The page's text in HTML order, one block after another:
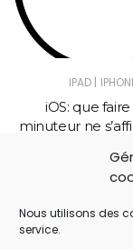
Nous utilisons des
service.
IPAD |
iOS: que faire
minuteur ne